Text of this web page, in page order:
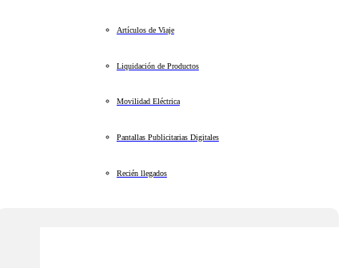
Artículos de Viaje
Liquidación de Productos
Movilidad Eléctrica
Pantallas Publicitarias Digitales
Recién llegados